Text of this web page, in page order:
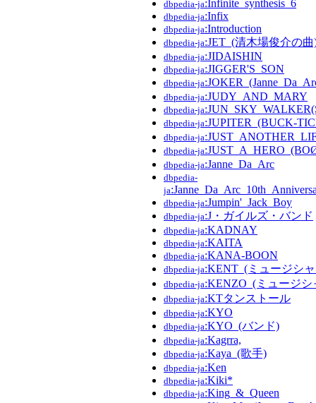
dbpedia-ja:Infinite_synthesis_6
dbpedia-ja:Infix
dbpedia-ja:Introduction
dbpedia-ja:JET_(清木場俊介の曲
dbpedia-ja:JIDAISHIN
dbpedia-ja:JIGGER'S_SON
dbpedia-ja
dbpedia-ja:JUDY_AND_MARY
dbpedia-ja
dbpedia-ja:JUPITER_(BUCK-
dbpedia-ja
dbpedia-ja
dbpedia-ja:Janne_Da_Arc
dbpedia-
ja
dbpedia-ja:Jumpin'_Jack_Boy
dbpedia-ja:J・ガイルズ・バンド
dbpedia-ja:KADNAY
dbpedia-ja:KAITA
dbpedia-ja:KANA-BOON
dbpedia-ja:KENT_(ミュージシ
dbpedia-ja:KENZO_(ミュージシ
dbpedia-ja:KTタンストール
dbpedia-ja:KYO
dbpedia-ja:KYO_(バンド)
dbpedia-ja:Kagrra,
dbpedia-ja:Kaya_(歌手)
dbpedia-ja:Ken
dbpedia-ja:Kiki*
dbpedia-ja:King_&_Queen